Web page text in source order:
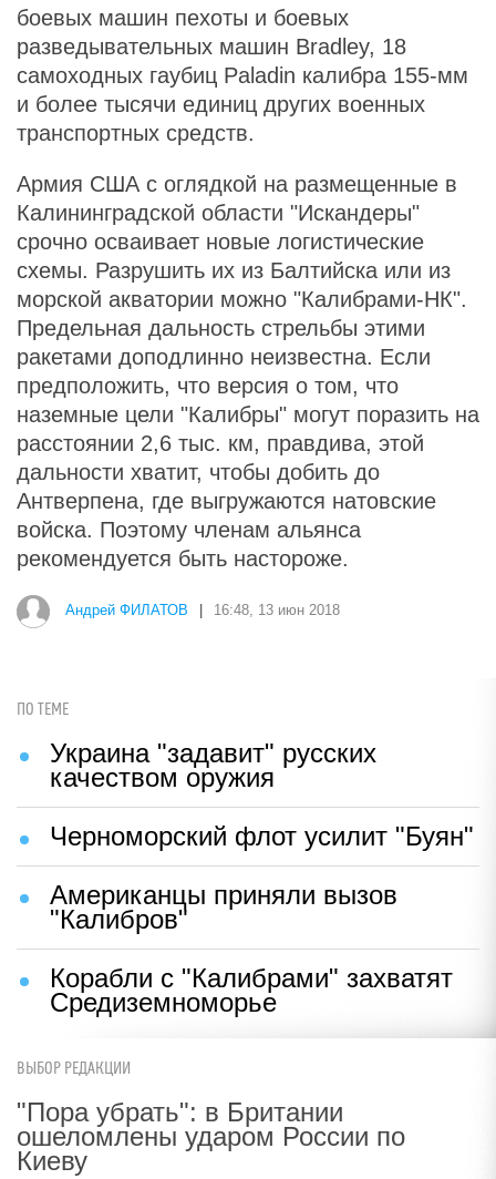
боевых машин пехоты и боевых
разведывательных машин Bradley, 18
самоходных гаубиц Paladin калибра 155-мм
и более тысячи единиц других военных
транспортных средств.
Армия США с оглядкой на размещенные в
Калининградской области "Искандеры"
срочно осваивает новые логистические
схемы. Разрушить их из Балтийска или из
морской акватории можно "Калибрами-НК".
Предельная дальность стрельбы этими
ракетами доподлинно неизвестна. Если
предположить, что версия о том, что
наземные цели "Калибры" могут поразить на
расстоянии 2,6 тыс. км, правдива, этой
дальности хватит, чтобы добить до
Антверпена, где выгружаются натовские
войска. Поэтому членам альянса
рекомендуется быть настороже.
Андрей ФИЛАТОВ 16:48, 13 июн 2018
ПО ТЕМЕ
Украина "задавит" русских
качеством оружия
Черноморский флот усилит "Буян"
Американцы приняли вызов
"Калибров"
Корабли с "Калибрами" захватят
Средиземноморье
ВЫБОР РЕДАКЦИИ
"Пора убрать": в Британии
ошеломлены ударом России по
Киеву